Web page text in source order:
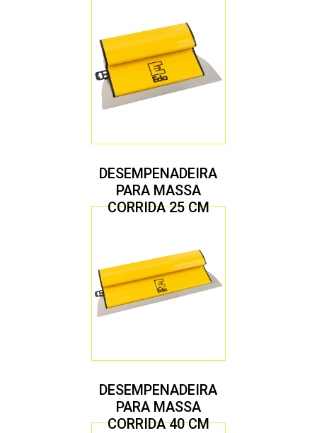
1,7 MM
DESEMPENADEIRA
PARA MASSA
CORRIDA 25 CM
DESEMPENADEIRA
PARA MASSA
CORRIDA 40 CM